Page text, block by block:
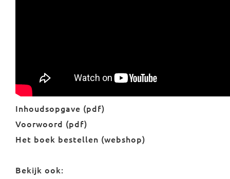
Inhoudsopgave (pdf)
Voorwoord (pdf)
Het boek bestellen (webshop)
Bekijk ook: